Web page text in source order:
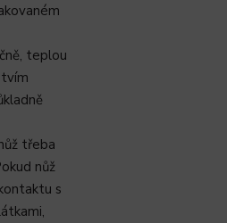
teplou
třeba
nůž
s